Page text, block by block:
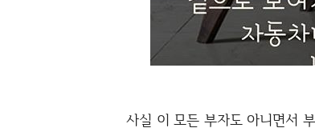
사실 이 모든 부자도 아니면서